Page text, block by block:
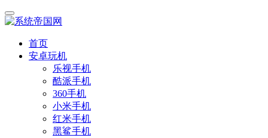
首页
安卓玩机
乐视手机
酷派手机
360手机
小米手机
红米手机
黑鲨手机